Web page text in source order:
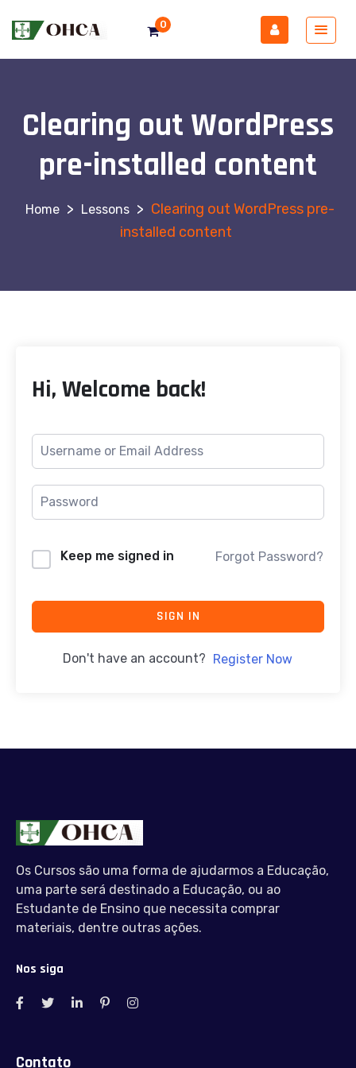
0
Clearing out WordPress
pre-installed content
> Lessons > Clearing out WordPress pre-
installed content
Hi, Welcome back!
Keep me signed in Forgot Password?
SIGN IN
Don't have an account? Register Now
Os Cursos são uma forma de ajudarmos a Educação,
uma parte será destinado a Educação, ou ao
Estudante de Ensino que necessita comprar
materiais, dentre outras ações.
Nos siga
Contato